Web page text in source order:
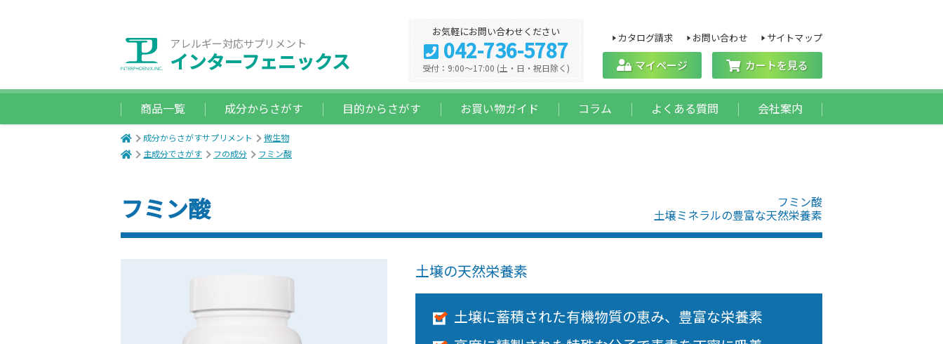
アレルギー対応サプリメント
インターフェニックス マイページ カートを見る
商品一覧 成分からさがす 目的からさがす お買い物ガイド コラム よくある質問 会社案内
カタログ請求 お問い合わせ サイトマップ
お気軽にお問い合わせください
042-736-5787
受付：9:00～17:00 (土・日・祝日除く)
成分からさがすサプリメント
微生物
主成分でさがす
フの成分 フミン酸
フミン酸
土壌ミネラルの豊富な天然栄養素
フミン酸
土壌の天然栄養素
土壌に蓄積された有機物質の恵み、豊富な栄養素